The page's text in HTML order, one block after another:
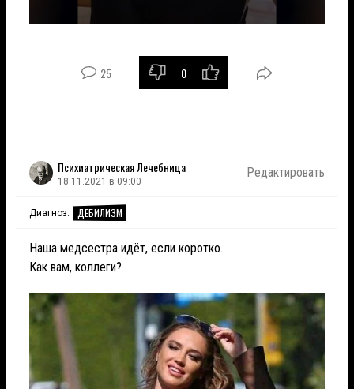
25 0
Психиатрическая Лечебница
18.11.2021 в 09:00
Редактировать
Диагноз: ДЕБИЛИЗМ
Наша медсестра идёт, если коротко.
Как вам, коллеги?